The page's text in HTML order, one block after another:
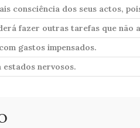
consciência dos seus actos,
fazer outras tarefas que não
gastos impensados.
estados nervosos.